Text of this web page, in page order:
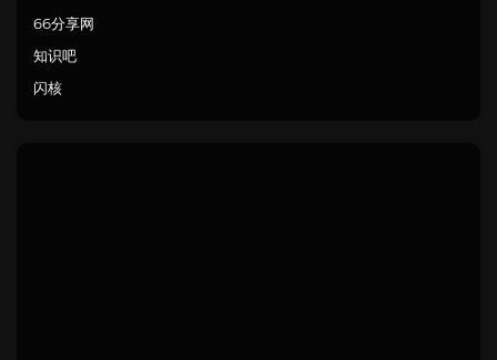
66分享网
知识吧
闪核